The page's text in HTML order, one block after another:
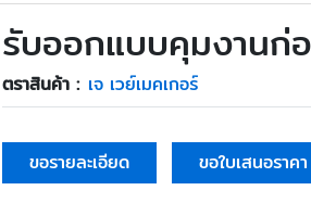
รับออกแบบคุมงานก่
ตราสินค้า : เจ เวย์เมคเกอร์
ขอรายละเอียด ขอใบเสนอราคา